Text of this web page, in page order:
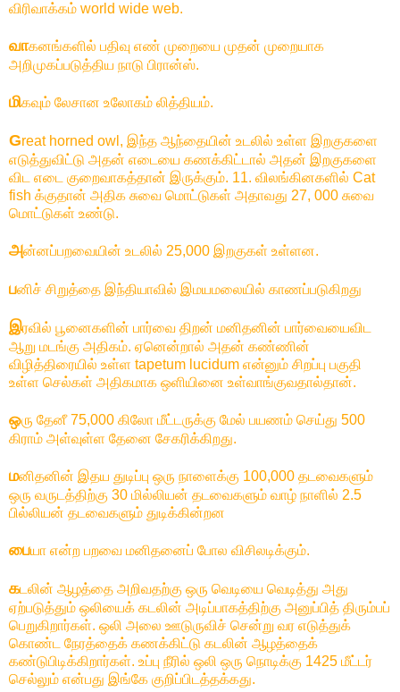
விரிவாக்கம் world wide web.
வாகனங்களில் பதிவு எண் முறையை முதன் முறையாக
அறிமுகப்படுத்திய நாடு பிரான்ஸ்.
மிகவும் லேசான உலோகம் லித்தியம்.
Great horned owl, இந்த ஆந்தையின் உடலில் உள்ள இறகுகளை
எடுத்துவிட்டு அதன் எடையை கணக்கிட்டால் அதன் இறகுகளை
விட எடை குறைவாகத்தான் இருக்கும். 11. விலங்கினகளில் Cat
fish க்குதான் அதிக சுவை மொட்டுகள் அதாவது 27, 000 சுவை
மொட்டுகள் உண்டு.
அன்னப்பறவையின் உடலில் 25,000 இறகுகள் உள்ளன.
பனிச் சிறுத்தை இந்தியாவில் இமயமலையில் காணப்படுகிறது
இரவில் பூனைகளின் பார்வை திறன் மனிதனின் பார்வையைவிட
ஆறு மடங்கு அதிகம். ஏனென்றால் அதன் கண்ணின்
விழித்திரையில் உள்ள tapetum lucidum என்னும் சிறப்பு பகுதி
உள்ள செல்கள் அதிகமாக ஒளியினை உள்வாங்குவதால்தான்.
ஒரு தேனீ 75,000 கிலோ மீட்டருக்கு மேல் பயணம் செய்து 500
கிராம் அள்வுள்ள தேனை சேகரிக்கிறது.
மனிதனின் இதய துடிப்பு ஒரு நாளைக்கு 100,000 தடவைகளும்
ஒரு வருடத்திற்கு 30 மில்லியன் தடவைகளும் வாழ் நாளில் 2.5
பில்லியன் தடவைகளும் துடிக்கின்றன
பையா என்ற பறவை மனிதனைப் போல விசிலடிக்கும்.
கடலின் ஆழத்தை அறிவதற்கு ஒரு வெடியை வெடித்து அது
ஏற்படுத்தும் ஒலியைக் கடலின் அடிப்பாகத்திற்கு அனுப்பித் திரும்பப்
பெறுகிறார்கள். ஒலி அலை ஊடுருவிச் சென்று வர எடுத்துக்
கொண்ட நேரத்தைக் கணக்கிட்டு கடலின் ஆழத்தைக்
கண்டுபிடிக்கிறார்கள். உப்பு நீரில் ஒலி ஒரு நொடிக்கு 1425 மீட்டர்
செல்லும் என்பது இங்கே குறிப்பிடத்தக்கது.